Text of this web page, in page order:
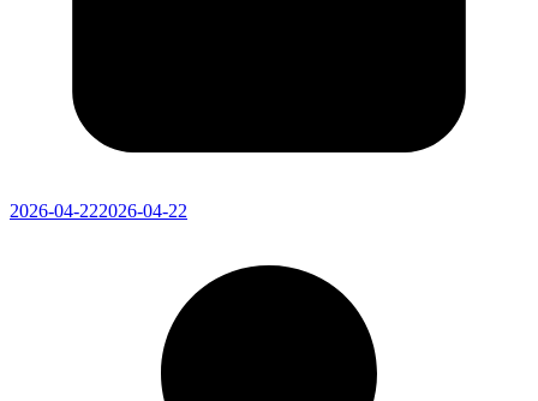
2026-04-222026-04-22